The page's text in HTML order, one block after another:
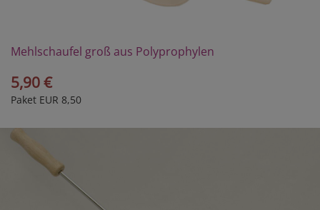
Mehlschaufel groß aus Polyprophylen
5,90 €
Paket EUR 8,50